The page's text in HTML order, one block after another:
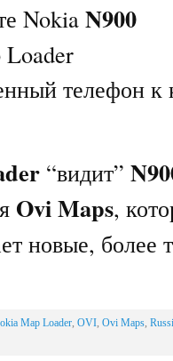
Nokia N900
Loader
телефон к
“видит”
Ovi Maps,
новые, более
Map Loader, OVI, Ovi Maps,